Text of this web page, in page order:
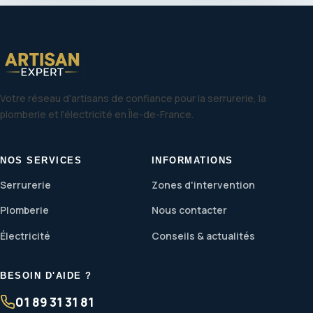
Votre réseau d'artisans de confiance pour la serrurerie, la
plomberie et l'électricité en Île-de-France.
NOS SERVICES
Serrurerie
Plomberie
Électricité
INFORMATIONS
Zones d'intervention
Nous contacter
Conseils & actualités
BESOIN D'AIDE ?
01 89 31 31 81